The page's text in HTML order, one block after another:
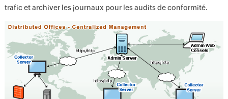
trafic et archiver les journaux pour les audits de conformité.